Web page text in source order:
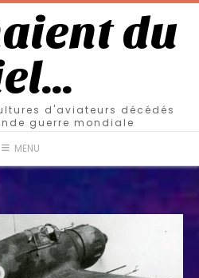
du
d'aviateurs décédés
guerre mondiale
MENU